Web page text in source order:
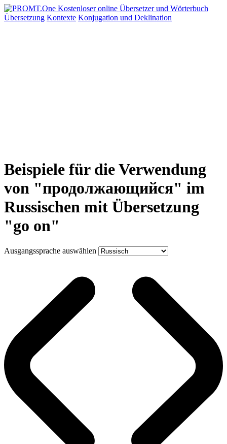
Übersetzung Kontexte Konjugation und Deklination
Beispiele für die Verwendung
von "продолжающийся" im
Russischen mit Übersetzung
"go on"
Ausgangssprache auswählen